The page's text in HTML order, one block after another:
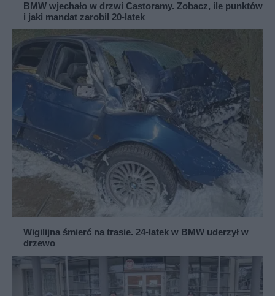
BMW wjechało w drzwi Castoramy. Zobacz, ile punktów
i jaki mandat zarobił 20-latek
Wigilijna śmierć na trasie. 24-latek w BMW uderzył w
drzewo